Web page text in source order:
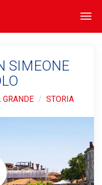
SIMEONE
GRANDE STORIA